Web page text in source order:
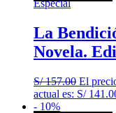
La
Novela.
S/157.00 El
actual es: S/
- 10%